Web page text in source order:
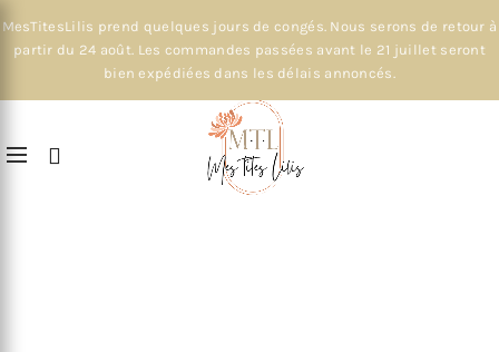
MesTitesLilis prend quelques jours de congés. Nous serons de retour à
partir du 24 août. Les commandes passées avant le 21 juillet seront
bien expédiées dans les délais annoncés.